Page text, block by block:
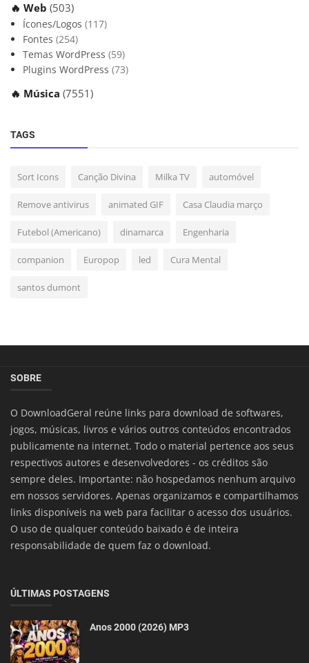
🔥 Web (503)
Ícones/Logos (117)
Fontes (254)
Temas WordPress (59)
Plugins WordPress (73)
🔥 Música (7551)
TAGS
Sort Icons Canção Divina Milka TV automóvel
Remove antivirus animated GIF Casa Claudia março
Futebol (Americano) dinamarca Engenharia
companion Europop led Cura Mental
santos dumont
SOBRE
O DownloadGeral reúne links para download de softwares,
jogos, músicas, livros e vários outros conteúdos encontrados
publicamente na internet. Todo o material pertence aos seus
respectivos autores e desenvolvedores - os créditos são
sempre deles. Importante: não hospedamos nenhum arquivo
em nossos servidores. Apenas organizamos e compartilhamos
links disponíveis na web para facilitar o acesso dos usuários.
O uso de qualquer conteúdo baixado é de inteira
responsabilidade de quem faz o download.
ÚLTIMAS POSTAGENS
Anos 2000 (2026) MP3